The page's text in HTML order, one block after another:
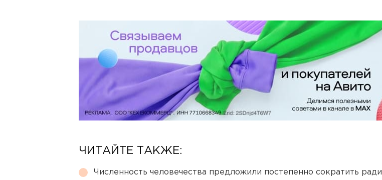
ЧИТАЙТЕ ТАКЖЕ:
Численность человечества предложили постепенно сократить ради